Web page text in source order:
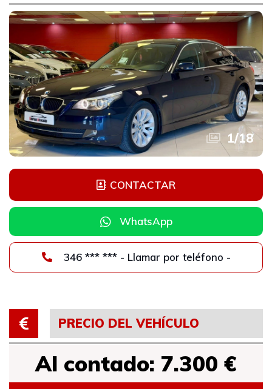
1/18
CONTACTAR
WhatsApp
346 *** *** - Llamar por teléfono -
PRECIO DEL VEHÍCULO
Al contado: 7.300 €